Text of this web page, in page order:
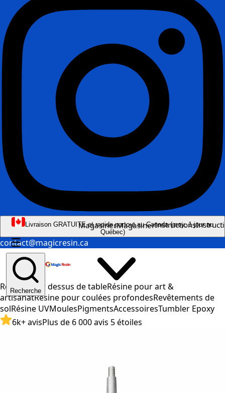
Livraison GRATUITE et rapide partout au Canada (moy. 1 jour au
Québec)
contact@magicresin.ca
☰
Recherche
MagasinerMagasinerInstructions
Résine pour dessus de tableRésine pour art &
artisanatRésine pour coulées profondesRevêtements de
solRésine UVMoulesPigmentsAccessoiresTumbler Epoxy
6k+ avisPlus de 6 000 avis 5 étoiles